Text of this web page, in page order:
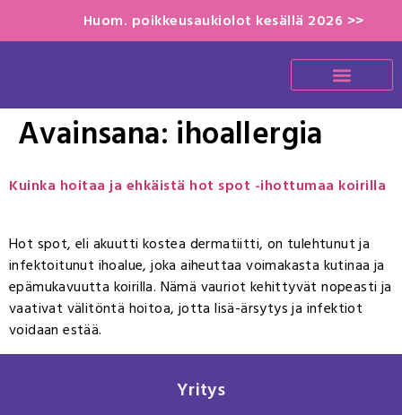
Huom. poikkeusaukiolot kesällä 2026 >>
Avainsana: ihoallergia
Kuinka hoitaa ja ehkäistä hot spot -ihottumaa koirilla
Hot spot, eli akuutti kostea dermatiitti, on tulehtunut ja
infektoitunut ihoalue, joka aiheuttaa voimakasta kutinaa ja
epämukavuutta koirilla. Nämä vauriot kehittyvät nopeasti ja
vaativat välitöntä hoitoa, jotta lisä-ärsytys ja infektiot
voidaan estää.
Yritys